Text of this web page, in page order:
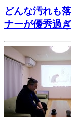
どんな汚れも
ナーが優秀過ぎ